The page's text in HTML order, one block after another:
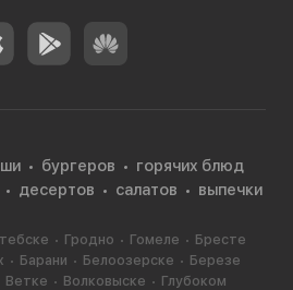
бургеров
горячих блюд
десертов салатов выпечки
Гродно Гомеле
Бресте
Барани Белоозерске
Березе
Ветке Волковыске
Глубоком